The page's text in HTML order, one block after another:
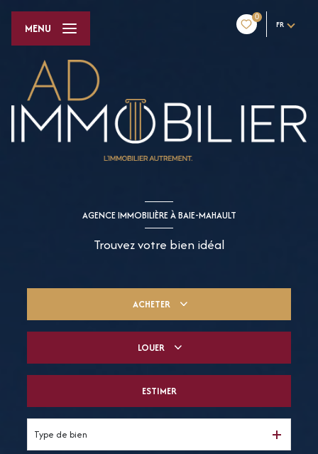
0
FR
MENU
AGENCE IMMOBILIÈRE À BAIE-MAHAULT
Trouvez votre bien idéal
ACHETER
Du neuf
LOUER
De l'immo pro
ESTIMER
Type de bien